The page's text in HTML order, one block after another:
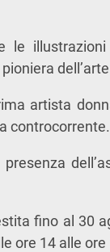
le
artista
controcorrente.
presenza
fino al 30
ore 14 alle